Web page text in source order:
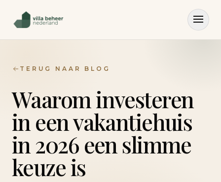
TERUG NAAR BLOG
Waarom investeren
in een vakantiehuis
in 2026 een slimme
keuze is